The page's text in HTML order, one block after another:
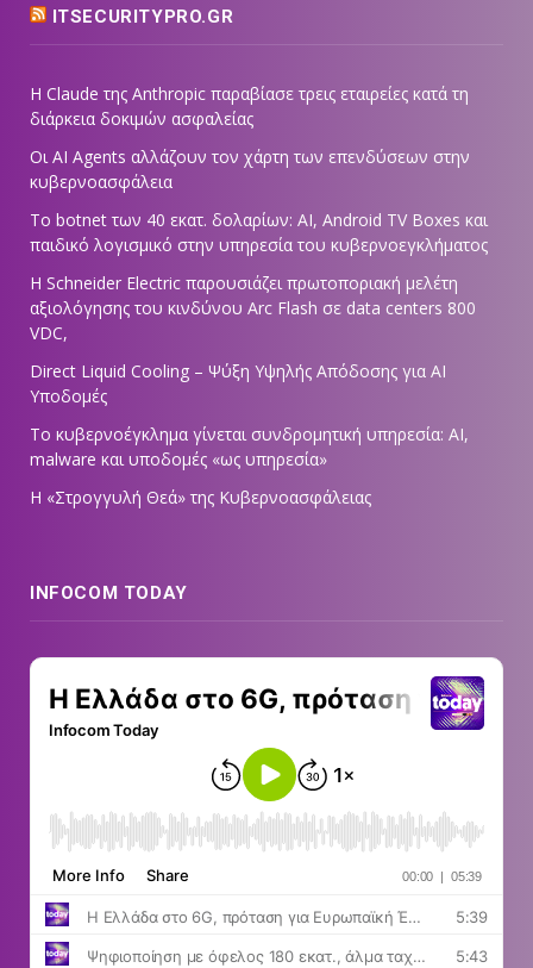
ITSECURITYPRO.GR
Η Claude της Anthropic παραβίασε τρεις εταιρείες κατά τη
διάρκεια δοκιμών ασφαλείας
Οι AI Agents αλλάζουν τον χάρτη των επενδύσεων στην
κυβερνοασφάλεια
Το botnet των 40 εκατ. δολαρίων: AI, Android TV Boxes και
παιδικό λογισμικό στην υπηρεσία του κυβερνοεγκλήματος
Η Schneider Electric παρουσιάζει πρωτοποριακή μελέτη
αξιολόγησης του κινδύνου Arc Flash σε data centers 800
VDC,
Direct Liquid Cooling – Ψύξη Υψηλής Απόδοσης για AI
Υποδομές
Το κυβερνοέγκλημα γίνεται συνδρομητική υπηρεσία: AI,
malware και υποδομές «ως υπηρεσία»
Η «Στρογγυλή Θεά» της Κυβερνοασφάλειας
INFOCOM TODAY